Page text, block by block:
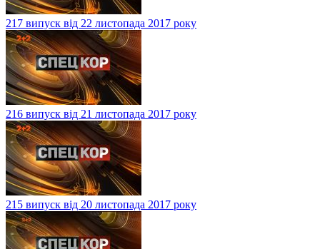
217 випуск від 22 листопада 2017 року
216 випуск від 21 листопада 2017 року
215 випуск від 20 листопада 2017 року